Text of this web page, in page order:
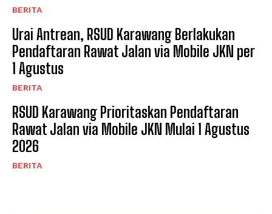
BERITA
Urai Antrean, RSUD Karawang Berlakukan
Pendaftaran Rawat Jalan via Mobile JKN per
1 Agustus
BERITA
RSUD Karawang Prioritaskan Pendaftaran
Rawat Jalan via Mobile JKN Mulai 1 Agustus
2026
BERITA